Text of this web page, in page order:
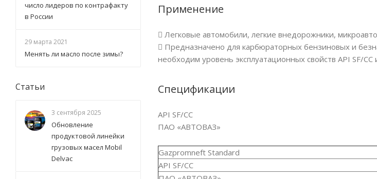
Применение
 Легковые автомобили, легкие внедорожники,
 Предназначено для карбюраторных бензиновых и
необходим уровень эксплуатационных свойств API SF/CC
Спецификации
API SF/CC
ПАО «АВТОВАЗ»
Gazpromneft Standard
API SF/CC
число лидеров по контрафакту
в России
29 марта 2021
Менять ли масло после зимы?
Статьи
3 сентября 2025
Обновление
продуктовой линейки
грузовых масел Mobil
Delvac